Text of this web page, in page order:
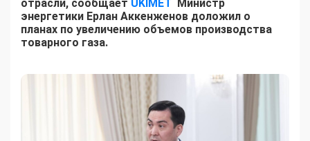
отрасли, сообщает UKIMET Министр
энергетики Ерлан Аккенженов доложил о
планах по увеличению объемов производства
товарного газа.